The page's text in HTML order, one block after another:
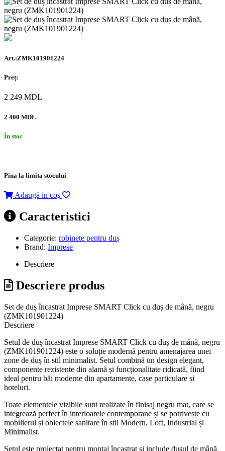
Art.:ZMK101901224
Preț:
2 249 MDL
2 400 MDL
În stoc
Pina la limita stocului
Adaugă in coş
Caracteristici
Categorie: robinete pentru duș
Brand: Imprese
Descriere
Descriere produs
Set de duș încastrat Imprese SMART Click cu duș de mână, negru
(ZMK101901224)
Descriere
Setul de duș încastrat Imprese SMART Click cu duș de mână, negru
(ZMK101901224) este o soluție modernă pentru amenajarea unei
zone de duș în stil minimalist. Setul combină un design elegant,
componente rezistente din alamă și funcționalitate ridicată, fiind
ideal pentru băi moderne din apartamente, case particulare și
hoteluri.
Toate elementele vizibile sunt realizate în finisaj negru mat, care se
integrează perfect în interioarele contemporane și se potrivește cu
mobilierul și obiectele sanitare în stil Modern, Loft, Industrial și
Minimalist.
Setul este proiectat pentru montaj încastrat și include dușul de mână,